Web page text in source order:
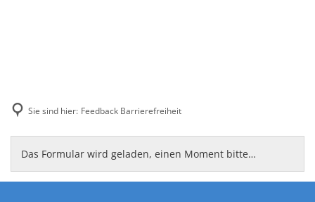
Sie sind hier: Feedback Barrierefreiheit
Feedback
Barrierefreiheit
Das Formular wird geladen, einen Moment bitte…